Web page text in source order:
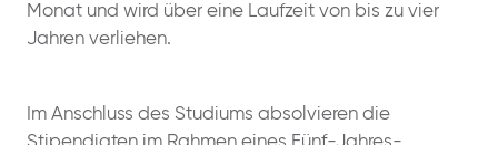
Monat und wird über eine Laufzeit von bis zu vier
Jahren verliehen.
Im Anschluss des Studiums absolvieren die